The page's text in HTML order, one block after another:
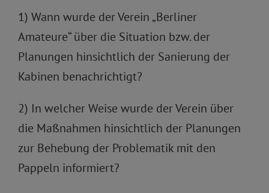
1) Wann wurde der Verein „Berliner
Amateure“ über die Situation bzw. der
Planungen hinsichtlich der Sanierung der
Kabinen benachrichtigt?
2) In welcher Weise wurde der Verein über
die Maßnahmen hinsichtlich der Planungen
zur Behebung der Problematik mit den
Pappeln informiert?